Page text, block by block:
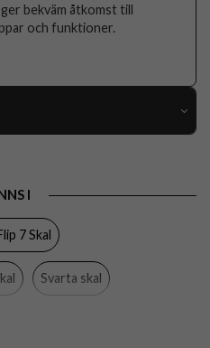
ger bekväm åtkomst till
och funktioner.
MagSafe-kompatibel
Genomskinlig, Svart
I
7 Skal
Svarta skal